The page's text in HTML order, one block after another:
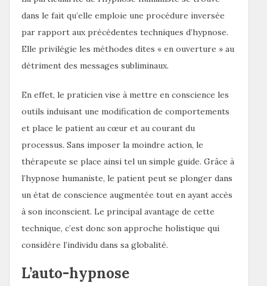
dans le fait qu’elle emploie une procédure inversée
par rapport aux précédentes techniques d’hypnose.
Elle privilégie les méthodes dites « en ouverture » au
détriment des messages subliminaux.
En effet, le praticien vise à mettre en conscience les
outils induisant une modification de comportements
et place le patient au cœur et au courant du
processus. Sans imposer la moindre action, le
thérapeute se place ainsi tel un simple guide. Grâce à
l’hypnose humaniste, le patient peut se plonger dans
un état de conscience augmentée tout en ayant accès
à son inconscient. Le principal avantage de cette
technique, c’est donc son approche holistique qui
considère l’individu dans sa globalité.
L’auto-hypnose